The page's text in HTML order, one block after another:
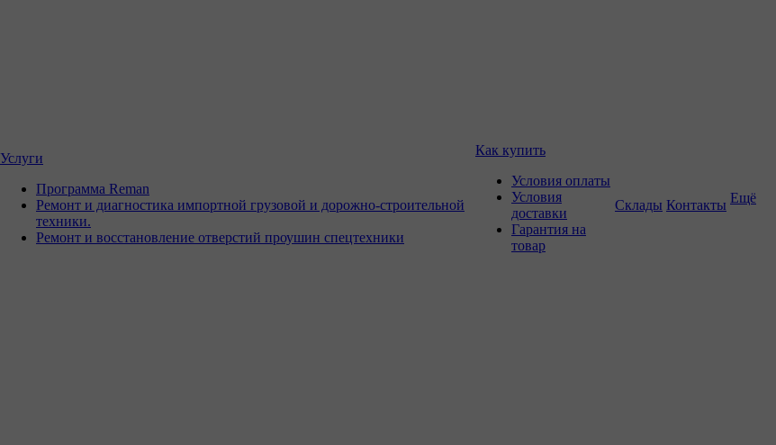
Услуги
Программа Reman
Ремонт и диагностика импортной грузовой и дорожно-строительной
техники.
Ремонт и восстановление отверстий проушин спецтехники
Как купить
Условия оплаты
Условия
доставки
Гарантия на
товар
Склады Контакты Ещё